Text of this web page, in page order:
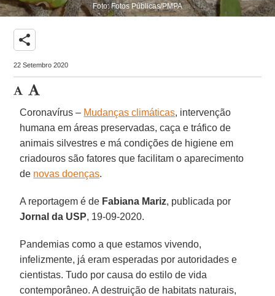
Foto: Fotos Públicas/PMPA
share
22 Setembro 2020
Coronavírus – Mudanças climáticas, intervenção
humana em áreas preservadas, caça e tráfico de
animais silvestres e má condições de higiene em
criadouros são fatores que facilitam o aparecimento
de novas doenças.
A reportagem é de Fabiana Mariz, publicada por
Jornal da USP, 19-09-2020.
Pandemias como a que estamos vivendo,
infelizmente, já eram esperadas por autoridades e
cientistas. Tudo por causa do estilo de vida
contemporâneo. A destruição de habitats naturais,